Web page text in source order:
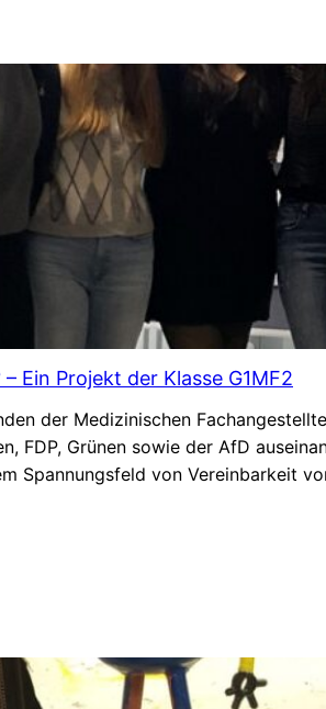
Ein Projekt der Klasse G1MF2
der Medizinischen
FDP, Grünen sowie der AfD
Spannungsfeld von Vereinbarkeit